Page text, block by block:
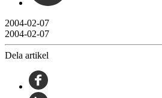
2004-02-07
2004-02-07
Dela artikel